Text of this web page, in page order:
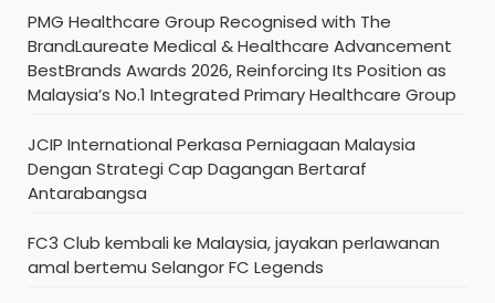
PMG Healthcare Group Recognised with The
BrandLaureate Medical & Healthcare Advancement
BestBrands Awards 2026, Reinforcing Its Position as
Malaysia’s No.1 Integrated Primary Healthcare Group
JCIP International Perkasa Perniagaan Malaysia
Dengan Strategi Cap Dagangan Bertaraf
Antarabangsa
FC3 Club kembali ke Malaysia, jayakan perlawanan
amal bertemu Selangor FC Legends